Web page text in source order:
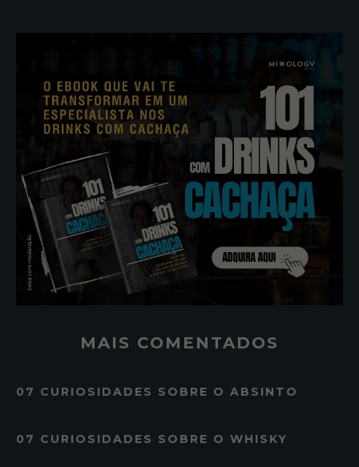
MAIS COMENTADOS
07 CURIOSIDADES SOBRE O ABSINTO
07 CURIOSIDADES SOBRE O WHISKY